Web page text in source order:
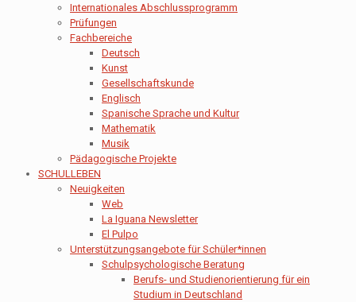
Internationales Abschlussprogramm
Prüfungen
Fachbereiche
Deutsch
Kunst
Gesellschaftskunde
Englisch
Spanische Sprache und Kultur
Mathematik
Musik
Pädagogische Projekte
SCHULLEBEN
Neuigkeiten
Web
La Iguana Newsletter
El Pulpo
Unterstützungsangebote für Schüler*innen
Schulpsychologische Beratung
Berufs- und Studienorientierung für ein
Studium in Deutschland